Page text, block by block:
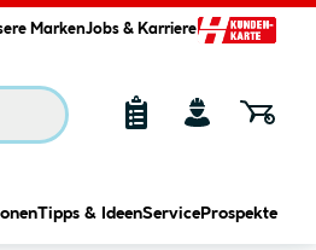
MarkenJobs & Karriere
Tipps & IdeenService Prospekte